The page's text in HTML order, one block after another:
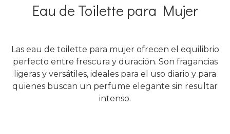
Eau de Toilette para Mujer
Las eau de toilette para mujer ofrecen el equilibrio
perfecto entre frescura y duración. Son fragancias
ligeras y versátiles, ideales para el uso diario y para
quienes buscan un perfume elegante sin resultar
intenso.